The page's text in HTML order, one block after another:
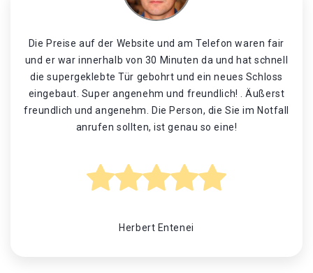
Die Preise auf der Website und am Telefon waren fair
und er war innerhalb von 30 Minuten da und hat schnell
die supergeklebte Tür gebohrt und ein neues Schloss
eingebaut. Super angenehm und freundlich! . Äußerst
freundlich und angenehm. Die Person, die Sie im Notfall
anrufen sollten, ist genau so eine!
Herbert Entenei